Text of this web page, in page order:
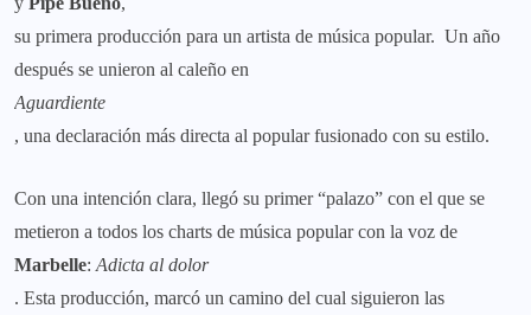
su primera producción para un artista de música popular. Un año
después se unieron al caleño en
Aguardiente
, una declaración más directa al popular fusionado con su estilo.
Con una intención clara, llegó su primer “palazo” con el que se
metieron a todos los charts de música popular con la voz de
Marbelle: Adicta al dolor
. Esta producción, marcó un camino del cual siguieron las